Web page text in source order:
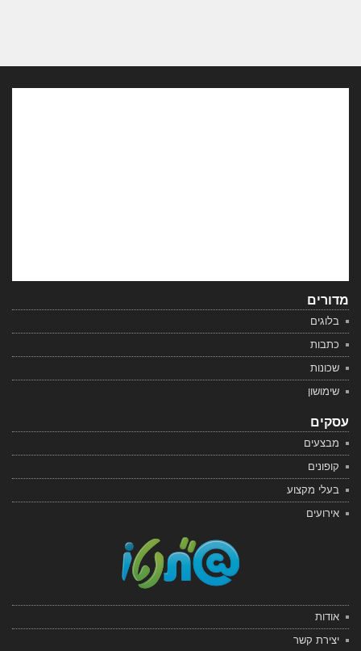
מדורים
בלוגים
כתבות
שכונות
שימושון
עסקים
מבצעים
קופונים
בעלי מקצוע
אירועים
אודות
יצירת קשר